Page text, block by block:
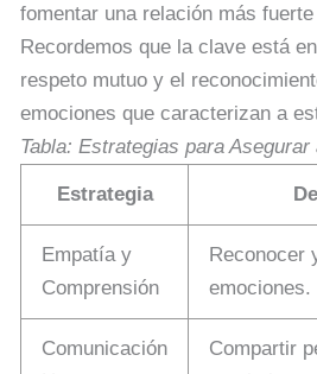
fomentar una relación más
Recordemos que la clave está
respeto mutuo y el
emociones que caracterizan a
Tabla: Estrategias para
Estrategia
Empatía y
Comprensión
Reconocer
emociones.
Comunicación
Compartir